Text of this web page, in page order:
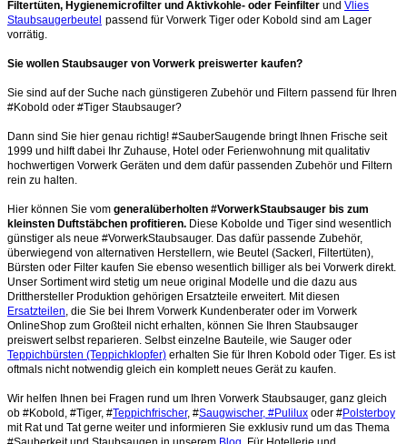
Filtertüten, Hygienemicrofilter und Aktivkohle- oder Feinfilter und Vlies
Staubsaugerbeutel passend für Vorwerk Tiger oder Kobold sind am Lager
vorrätig.
Sie wollen Staubsauger von Vorwerk preiswerter kaufen?
Sie sind auf der Suche nach günstigeren Zubehör und Filtern passend für Ihren
#Kobold oder #Tiger Staubsauger?
Dann sind Sie hier genau richtig! #SauberSaugende bringt Ihnen Frische seit
1999 und hilft dabei Ihr Zuhause, Hotel oder Ferienwohnung mit qualitativ
hochwertigen Vorwerk Geräten und dem dafür passenden Zubehör und Filtern
rein zu halten.
Hier können Sie vom generalüberholten #VorwerkStaubsauger bis zum
kleinsten Duftstäbchen profitieren. Diese Kobolde und Tiger sind wesentlich
günstiger als neue #VorwerkStaubsauger. Das dafür passende Zubehör,
überwiegend von alternativen Herstellern, wie Beutel (Sackerl, Filtertüten),
Bürsten oder Filter kaufen Sie ebenso wesentlich billiger als bei Vorwerk direkt.
Unser Sortiment wird stetig um neue original Modelle und die dazu aus
Dritthersteller Produktion gehörigen Ersatzteile erweitert. Mit diesen
Ersatzteilen , die Sie bei Ihrem Vorwerk Kundenberater oder im Vorwerk
OnlineShop zum Großteil nicht erhalten, können Sie Ihren Staubsauger
preiswert selbst reparieren. Selbst einzelne Bauteile, wie Sauger oder
Teppichbürsten (Teppichklopfer) erhalten Sie für Ihren Kobold oder Tiger. Es ist
oftmals nicht notwendig gleich ein komplett neues Gerät zu kaufen.
Wir helfen Ihnen bei Fragen rund um Ihren Vorwerk Staubsauger, ganz gleich
ob #Kobold, #Tiger, #Teppichfrischer, #Saugwischer, #Pulilux oder #Polsterboy
mit Rat und Tat gerne weiter und informieren Sie exklusiv rund um das Thema